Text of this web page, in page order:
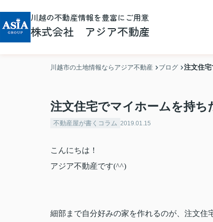
川越の不動産情報を豊富にご用意
株式会社 アジア不動産
川越市の土地情報ならアジア不動産 ブログ 注文住
注文住宅でマイホームを持ち
不動産屋が書くコラム 2019.01.15
こんにちは！
アジア不動産です(^^)
細部まで自分好みの家を作れるのが、注文住